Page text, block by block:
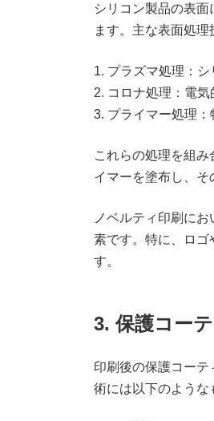
シリコン製品の表
ます。主な表面処理
1. プラズマ処理：
2. コロナ処理：電
3. プライマー処理：
これらの処理を組
イマーを塗布し、そ
ノベルティ印刷に
素です。特に、ロゴ
す。
3. 保護コー
印刷後の保護コー
術には以下のような